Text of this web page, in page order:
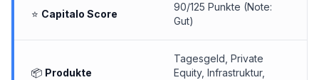
⭐ Capitalo Score
90/125 Punkte (Note:
Gut)
📦 Produkte
Tagesgeld , Private
Equity, Infrastruktur,